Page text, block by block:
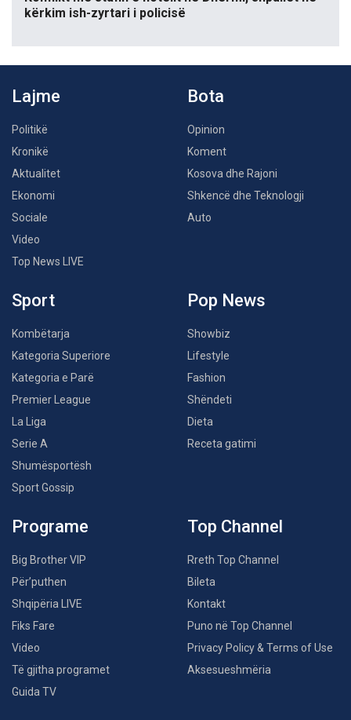
kërkim ish-zyrtari i policisë
Lajme
Politikë
Kronikë
Aktualitet
Ekonomi
Sociale
Video
Top News LIVE
Bota
Opinion
Koment
Kosova dhe Rajoni
Shkencë dhe Teknologji
Auto
Sport
Kombëtarja
Kategoria Superiore
Kategoria e Parë
Premier League
La Liga
Serie A
Shumësportësh
Sport Gossip
Pop News
Showbiz
Lifestyle
Fashion
Shëndeti
Dieta
Receta gatimi
Programe
Big Brother VIP
Për’puthen
Shqipëria LIVE
Fiks Fare
Video
Të gjitha programet
Guida TV
Top Channel
Rreth Top Channel
Bileta
Kontakt
Puno në Top Channel
Privacy Policy & Terms of Use
Aksesueshmëria